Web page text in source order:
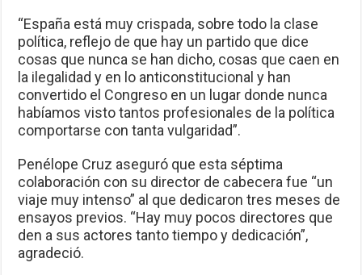
“España está muy crispada, sobre todo la clase
política, reflejo de que hay un partido que dice
cosas que nunca se han dicho, cosas que caen en
la ilegalidad y en lo anticonstitucional y han
convertido el Congreso en un lugar donde nunca
habíamos visto tantos profesionales de la política
comportarse con tanta vulgaridad”.
Penélope Cruz aseguró que esta séptima
colaboración con su director de cabecera fue “un
viaje muy intenso” al que dedicaron tres meses de
ensayos previos. “Hay muy pocos directores que
den a sus actores tanto tiempo y dedicación”,
agradeció.